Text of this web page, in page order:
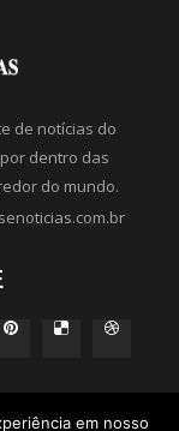
de notícias do
dentro das
do mundo.
em nosso